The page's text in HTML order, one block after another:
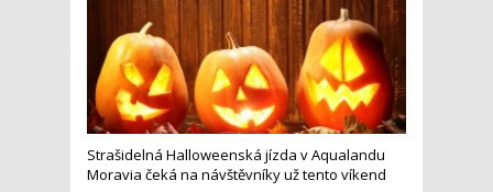
Strašidelná Halloweenská jízda v Aqualandu
Moravia čeká na návštěvníky už tento víkend